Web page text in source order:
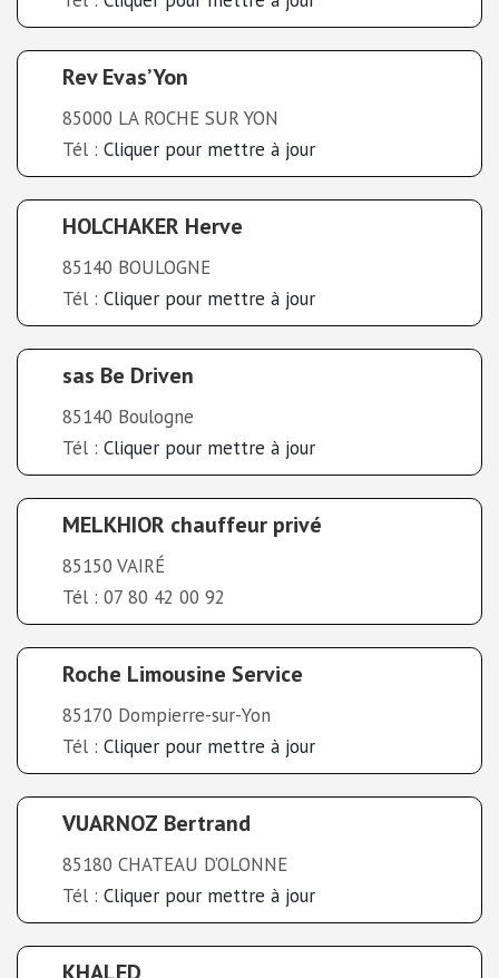
Rev Evas’Yon
85000 LA ROCHE SUR YON
Tél : Cliquer pour mettre à jour
HOLCHAKER Herve
85140 BOULOGNE
Tél : Cliquer pour mettre à jour
sas Be Driven
85140 Boulogne
Tél : Cliquer pour mettre à jour
MELKHIOR chauffeur privé
85150 VAIRÉ
Tél : 07 80 42 00 92
Roche Limousine Service
85170 Dompierre-sur-Yon
Tél : Cliquer pour mettre à jour
VUARNOZ Bertrand
85180 CHATEAU D’OLONNE
Tél : Cliquer pour mettre à jour